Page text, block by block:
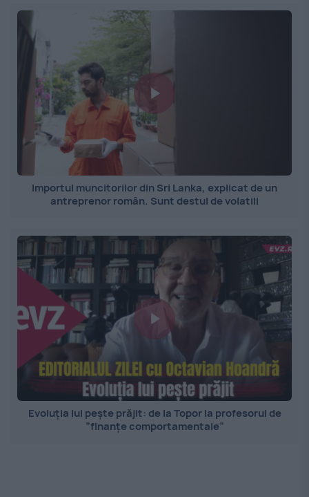
Importul muncitorilor din Sri Lanka, explicat de un
antreprenor român. Sunt destul de volatili
Evoluția lui pește prăjit: de la Topor la profesorul de
”finanțe comportamentale”